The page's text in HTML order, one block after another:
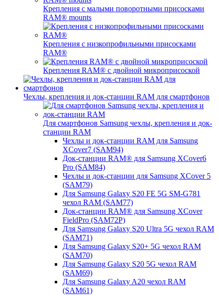
Крепления с малыми поворотными присосками
RAM® mounts
Крепления с низкопрофильными присосками
RAM®
Крепления RAM® с двойной микроприсоской
Чехлы, крепления и док-станции RAM для смартфонов
Для смартфонов Samsung чехлы, крепления и док-
станции RAM
Чехлы и док-станции RAM для Samsung
XCover7 (SAM94)
Док-станции RAM® для Samsung XCover6
Pro (SAM84)
Чехлы и док-станции для Samsung XCover 5
(SAM79)
Для Samsung Galaxy S20 FE 5G SM-G781
чехол RAM (SAM77)
Док-станции RAM® для Samsung XCover
FieldPro (SAM72P)
Для Samsung Galaxy S20 Ultra 5G чехол RAM
(SAM71)
Для Samsung Galaxy S20+ 5G чехол RAM
(SAM70)
Для Samsung Galaxy S20 5G чехол RAM
(SAM69)
Для Samsung Galaxy A20 чехол RAM
(SAM61)